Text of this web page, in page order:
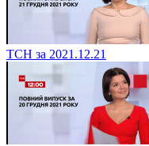
ТСН за 2021.12.21